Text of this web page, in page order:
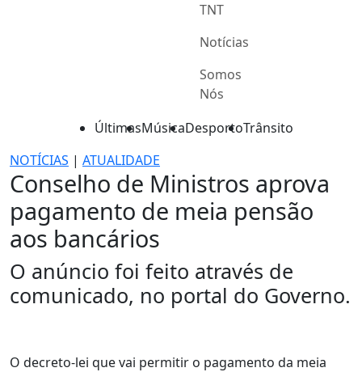
TNT
Notícias
Somos
Nós
ÚltimasMúsicaDesportoTrânsito
NOTÍCIAS | ATUALIDADE
Conselho de Ministros aprova
pagamento de meia pensão
aos bancários
O anúncio foi feito através de
comunicado, no portal do Governo.
O decreto-lei que vai permitir o pagamento da meia